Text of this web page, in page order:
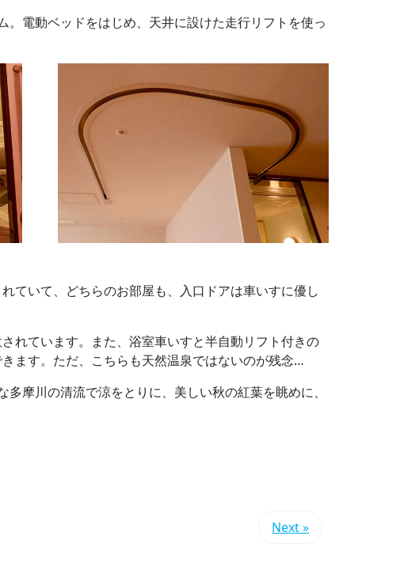
電動ベッドをはじめ、天井に設けた走行リフトを使っ
ていて、どちらのお部屋も、入口ドアは車いすに優し
れています。また、浴室車いすと半自動リフト付きの
ます。ただ、こちらも天然温泉ではないのが残念…
摩川の清流で涼をとりに、美しい秋の紅葉を眺めに、
Next »